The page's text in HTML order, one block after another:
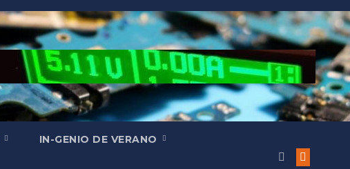
IN-GENIO DE VERANO